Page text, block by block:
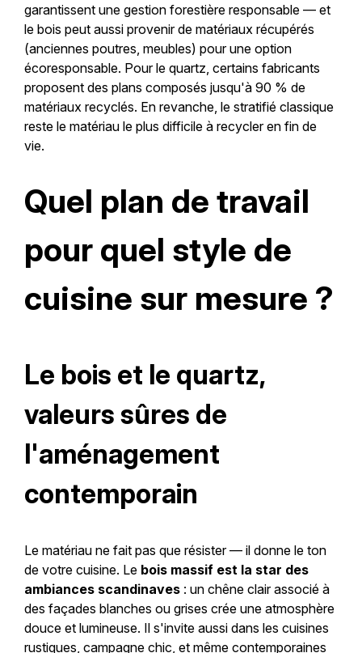
garantissent une gestion forestière responsable — et
le bois peut aussi provenir de matériaux récupérés
(anciennes poutres, meubles) pour une option
écoresponsable. Pour le quartz, certains fabricants
proposent des plans composés jusqu'à 90 % de
matériaux recyclés. En revanche, le stratifié classique
reste le matériau le plus difficile à recycler en fin de
vie.
Quel plan de travail
pour quel style de
cuisine sur mesure ?
Le bois et le quartz,
valeurs sûres de
l'aménagement
contemporain
Le matériau ne fait pas que résister — il donne le ton
de votre cuisine. Le bois massif est la star des
ambiances scandinaves: un chêne clair associé à
des façades blanches ou grises crée une atmosphère
douce et lumineuse. Il s'invite aussi dans les cuisines
rustiques, campagne chic, et même contemporaines